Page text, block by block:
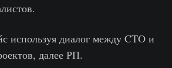
используя диалог между CTO и
далее РП.